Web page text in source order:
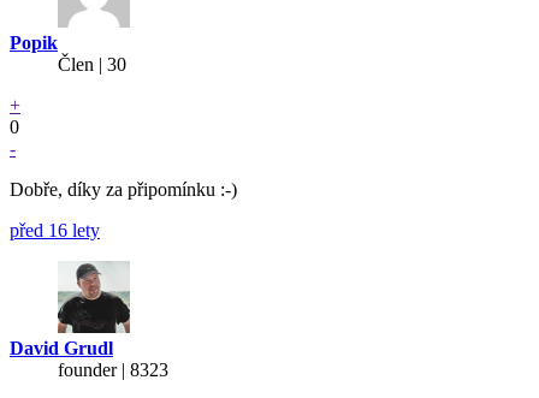
Popik
Člen | 30
+
0
-
Dobře, díky za připomínku :-)
před 16 lety
David Grudl
founder | 8323